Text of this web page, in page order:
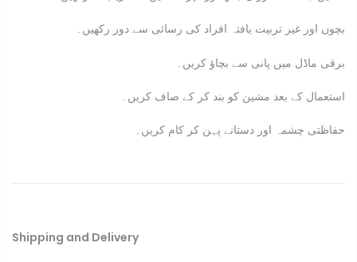
بچوں اور غیر تربیت یافتہ افراد کی رسائی سے دور رکھیں۔
برقی ماڈل میں پانی سے بچاؤ کریں۔
استعمال کے بعد مشین کو بند کر کے صاف کریں۔
حفاظتی چشمہ اور دستانے پہن کر کام کریں۔
Shipping and Delivery